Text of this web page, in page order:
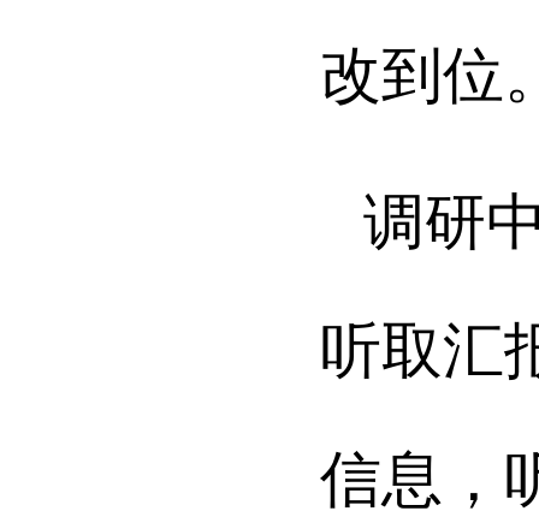
改到位
调研
听取汇
信息，